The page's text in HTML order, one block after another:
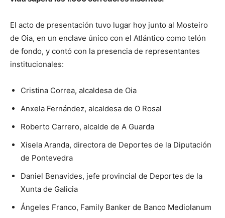
El acto de presentación tuvo lugar hoy junto al Mosteiro
de Oia, en un enclave único con el Atlántico como telón
de fondo, y contó con la presencia de representantes
institucionales:
Cristina Correa, alcaldesa de Oia
Anxela Fernández, alcaldesa de O Rosal
Roberto Carrero, alcalde de A Guarda
Xisela Aranda, directora de Deportes de la Diputación
de Pontevedra
Daniel Benavides, jefe provincial de Deportes de la
Xunta de Galicia
Ángeles Franco, Family Banker de Banco Mediolanum